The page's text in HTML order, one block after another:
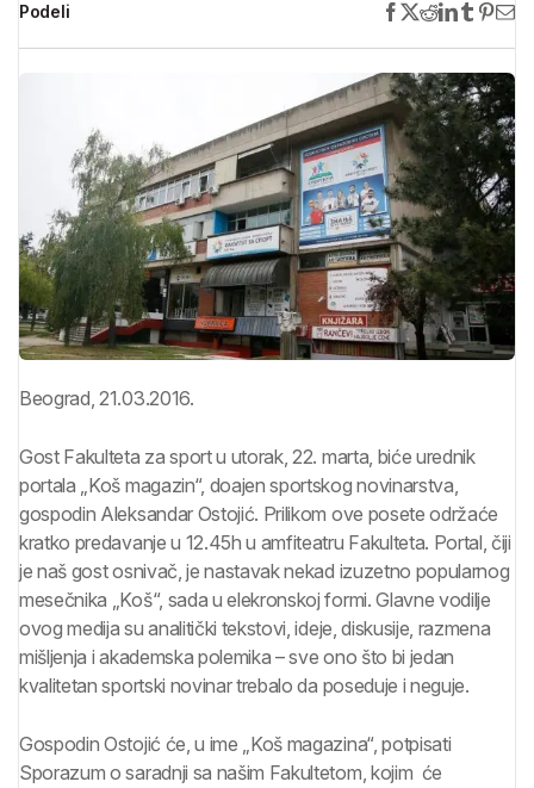
Podeli
Beograd, 21.03.2016.
Gost Fakulteta za sport u utorak, 22. marta, biće urednik
portala „Koš magazin“, doajen sportskog novinarstva,
gospodin Aleksandar Ostojić. Prilikom ove posete održaće
kratko predavanje u 12.45h u amfiteatru Fakulteta. Portal, čiji
je naš gost osnivač, je nastavak nekad izuzetno popularnog
mesečnika „Koš“, sada u elekronskoj formi. Glavne vodilje
ovog medija su analitički tekstovi, ideje, diskusije, razmena
mišljenja i akademska polemika – sve ono što bi jedan
kvalitetan sportski novinar trebalo da poseduje i neguje.
Gospodin Ostojić će, u ime „Koš magazina“, potpisati
Sporazum o saradnji sa našim Fakultetom, kojim će